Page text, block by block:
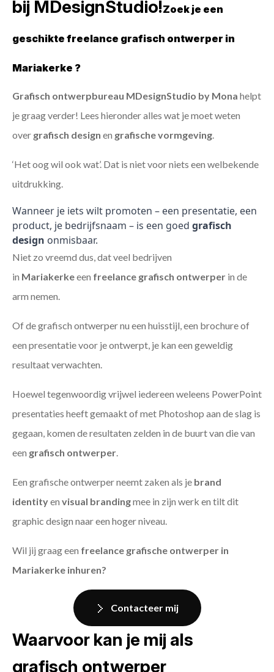
bij MDesignStudio!Zoek je een
geschikte freelance grafisch ontwerper in
Mariakerke ?
Grafisch ontwerpbureau MDesignStudio by Mona helpt
je graag verder! Lees hieronder alles wat je moet weten
over grafisch design en grafische vormgeving
‘Het oog wil ook wat’. Dat is niet voor niets een welbekende
uitdrukking.
Wanneer je iets wilt promoten – een presentatie, een
product, je bedrijfsnaam – is een goed grafisch
design onmisbaar.
Niet zo vreemd dus, dat veel bedrijven
in Mariakerkeeen freelance grafisch ontwerper in de
arm nemen.
Of de grafisch ontwerper nu een huisstijl, een brochure of
een presentatie voor je ontwerpt, je kan een geweldig
resultaat verwachten.
Hoewel tegenwoordig vrijwel iedereen weleens PowerPoint
presentaties heeft gemaakt of met Photoshop aan de slag is
gegaan, komen de resultaten zelden in de buurt van die van
een grafisch ontwerper
Een grafische ontwerper neemt zaken als je brand
identityen visual brandingmee in zijn werk en tilt dit
graphic design naar een hoger niveau.
Wil jij graag een freelance grafische ontwerper in
Mariakerke inhuren?
Contacteer mij
Waarvoor kan je mij als
grafisch ontwerper